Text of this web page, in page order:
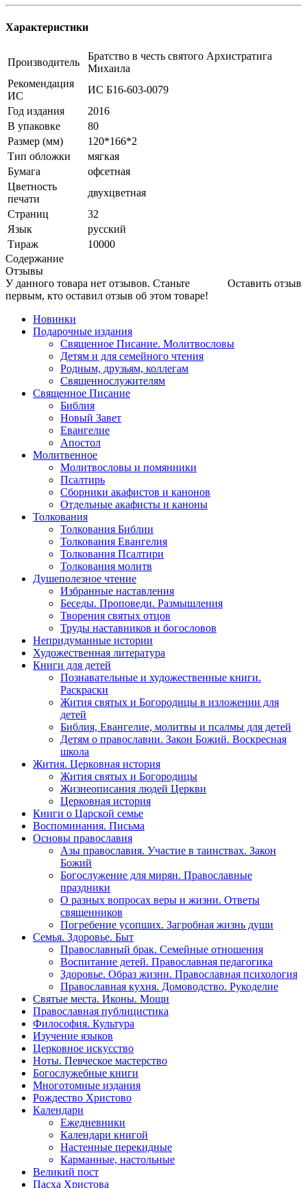
Характеристики
Производитель
Братство в честь святого Архистратига
Михаила
Рекомендация
ИС
ИС Б16-603-0079
Год издания
2016
В упаковке
80
Размер (мм)
120*166*2
Тип обложки
мягкая
Бумага
офсетная
Цветность
печати
двухцветная
Страниц
32
Язык
русский
Тираж
10000
Содержание
Отзывы
Оставить отзыв
У данного товара нет отзывов. Станьте
первым, кто оставил отзыв об этом товаре!
Новинки
Подарочные издания
Священное Писание. Молитвословы
Детям и для семейного чтения
Родным, друзьям, коллегам
Священнослужителям
Священное Писание
Библия
Новый Завет
Евангелие
Апостол
Молитвенное
Молитвословы и помянники
Псалтирь
Сборники акафистов и канонов
Отдельные акафисты и каноны
Толкования
Толкования Библии
Толкования Евангелия
Толкования Псалтири
Толкования молитв
Душеполезное чтение
Избранные наставления
Беседы. Проповеди. Размышления
Творения святых отцов
Труды наставников и богословов
Непридуманные истории
Художественная литература
Книги для детей
Познавательные и художественные книги.
Раскраски
Жития святых и Богородицы в изложении для
детей
Библия, Евангелие, молитвы и псалмы для детей
Детям о православии. Закон Божий. Воскресная
школа
Жития. Церковная история
Жития святых и Богородицы
Жизнеописания людей Церкви
Церковная история
Книги о Царской семье
Воспоминания. Письма
Основы православия
Азы православия. Участие в таинствах. Закон
Божий
Богослужение для мирян. Православные
праздники
О разных вопросах веры и жизни. Ответы
священников
Погребение усопших. Загробная жизнь души
Семья. Здоровье. Быт
Православный брак. Семейные отношения
Воспитание детей. Православная педагогика
Здоровье. Образ жизни. Православная психология
Православная кухня. Домоводство. Рукоделие
Святые места. Иконы. Мощи
Православная публицистика
Философия. Культура
Изучение языков
Церковное искусство
Ноты. Певческое мастерство
Богослужебные книги
Многотомные издания
Рождество Христово
Календари
Ежедневники
Календари книгой
Настенные перекидные
Карманные, настольные
Великий пост
Пасха Христова